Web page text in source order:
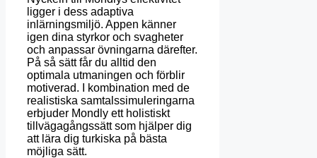
ligger i dess adaptiva
inlärningsmiljö. Appen känner
igen dina styrkor och svagheter
och anpassar övningarna därefter.
På så sätt får du alltid den
optimala utmaningen och förblir
motiverad. I kombination med de
realistiska samtalssimuleringarna
erbjuder Mondly ett holistiskt
tillvägagångssätt som hjälper dig
att lära dig turkiska på bästa
möjliga sätt.